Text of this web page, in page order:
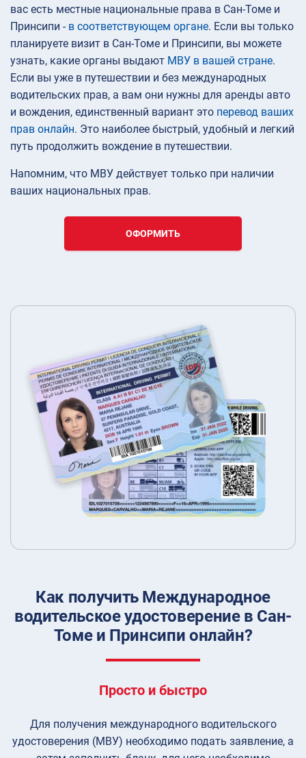
вас есть местные национальные права в Сан-Томе и
Принсипи - в соответствующем органе. Если вы только
планируете визит в Сан-Томе и Принсипи, вы можете
узнать, какие органы выдают МВУ в вашей стране.
Если вы уже в путешествии и без международных
водительских прав, а вам они нужны для аренды авто
и вождения, единственный вариант это перевод ваших
прав онлайн. Это наиболее быстрый, удобный и легкий
путь продолжить вождение в путешествии.
Напомним, что МВУ действует только при наличии
ваших национальных прав.
ОФОРМИТЬ
Как получить Международное
водительское удостоверение в Сан-
Томе и Принсипи онлайн?
Просто и быстро
Для получения международного водительского
удостоверения (МВУ) необходимо подать заявление, а